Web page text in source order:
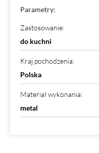
Parametry:
Zastosowanie:
do kuchni
Kraj pochodzenia:
Polska
Materiał wykonania:
metal